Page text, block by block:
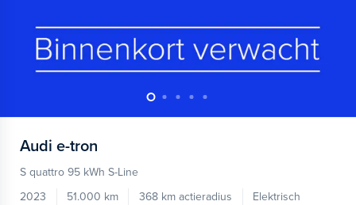
Audi e-tron
S quattro 95 kWh S-Line
2023
51.000 km 368 km actieradius
Elektrisch